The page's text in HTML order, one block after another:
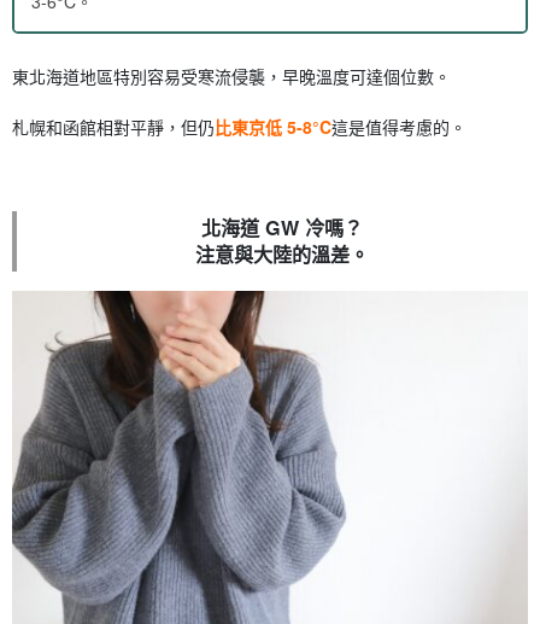
東北海道地區特別容易受寒流侵襲，早晚溫度可達個位數。
札幌和函館相對平靜，但仍比東京低 5-8°C這是值得考慮的。
北海道 GW 冷嗎？
注意與大陸的溫差。